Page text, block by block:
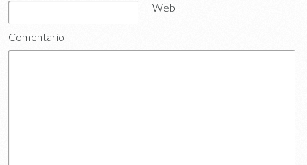
Web
Comentario